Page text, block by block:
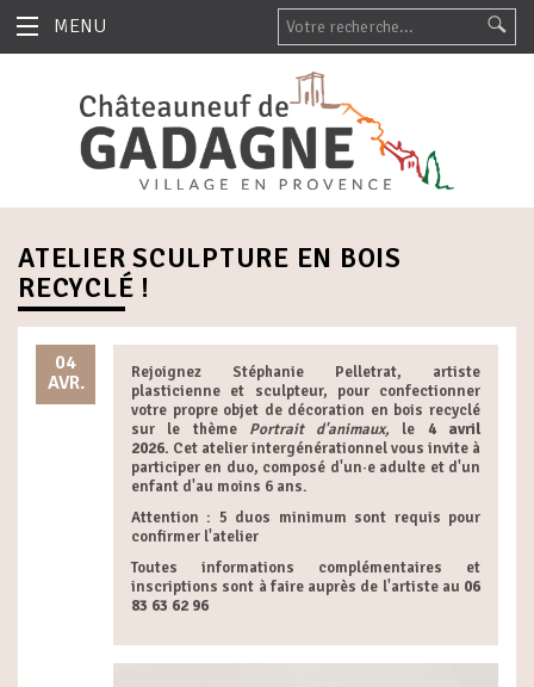
MENU
ATELIER SCULPTURE EN BOIS
RECYCLÉ !
04
AVR.
Rejoignez Stéphanie Pelletrat, artiste
plasticienne et sculpteur, pour confectionner
votre propre objet de décoration en bois recyclé
sur le thème Portrait d'animaux, le 4 avril
2026. Cet atelier intergénérationnel vous invite à
participer en duo, composé d'un·e adulte et d'un
enfant d'au moins 6 ans.
Attention : 5 duos minimum sont requis pour
confirmer l'atelier
Toutes informations complémentaires et
inscriptions sont à faire auprès de l'artiste au 06
83 63 62 96